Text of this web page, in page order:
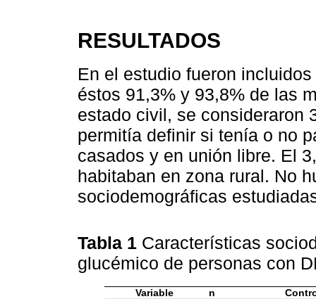
RESULTADOS
En el estudio fueron
éstos 91,3% y 93,8% de las
estado civil, se consideraron
permitía definir si tenía o no
casados y en unión libre. El
habitaban en zona rural. No
sociodemográficas
Tabla 1 Características
glucémico de personas con
Variable n